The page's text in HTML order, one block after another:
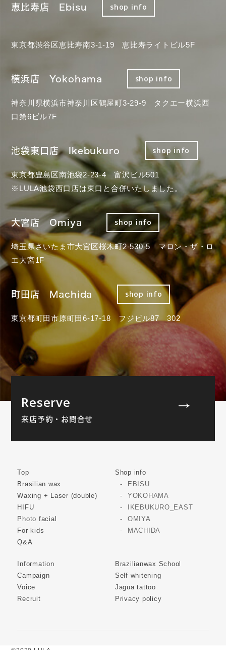
恵比寿店 Ebisu shop info
東京都渋谷区恵比寿南3-1-19 恵比寿ライトビル5F
横浜店 Yokohama shop info
神奈川県横浜市神奈川区鶴屋町3-29-9 タクエー横浜西
口第6ビル7F
池袋東口店 Ikebukuro shop info
東京都豊島区南池袋2-23-4 富沢ビル501
※LULA池袋西口店は東口と合併いたしました。
大宮店 Omiya shop info
埼玉県さいたま市大宮区桜木町2-530-5 マロン・ザ・ロ
エ大宮1F
町田店 Machida shop info
東京都町田市原町田6-17-18 フジビル87 302
Reserve
来店予約・お問合せ
Top
Brasilian wax
Waxing + Laser (double)
HIFU
Photo facial
For kids
Q&A
Shop info
EBISU
YOKOHAMA
IKEBUKURO_EAST
OMIYA
MACHIDA
Information
Campaign
Voice
Recruit
Brazilianwax School
Self whitening
Jagua tattoo
Privacy policy